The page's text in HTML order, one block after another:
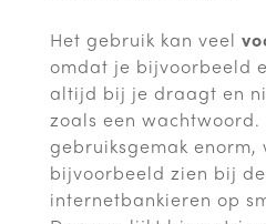
Het gebruik kan veel
omdat je bijvoorbeeld
altijd bij je draagt en
zoals een
gebruiksgemak enorm,
bijvoorbeeld zien bij
internetbankieren op